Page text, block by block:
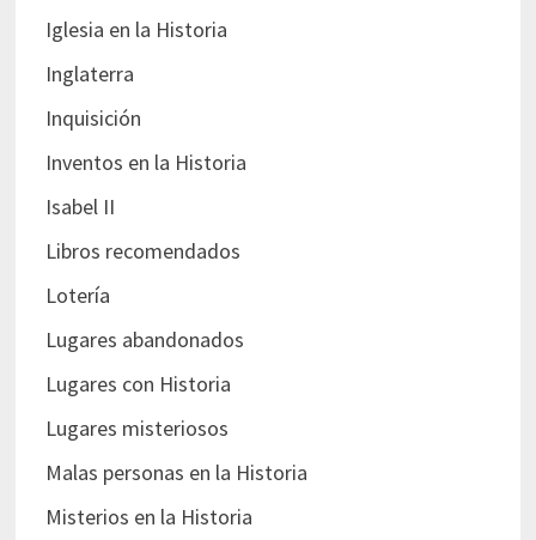
Iglesia en la Historia
Inglaterra
Inquisición
Inventos en la Historia
Isabel II
Libros recomendados
Lotería
Lugares abandonados
Lugares con Historia
Lugares misteriosos
Malas personas en la Historia
Misterios en la Historia